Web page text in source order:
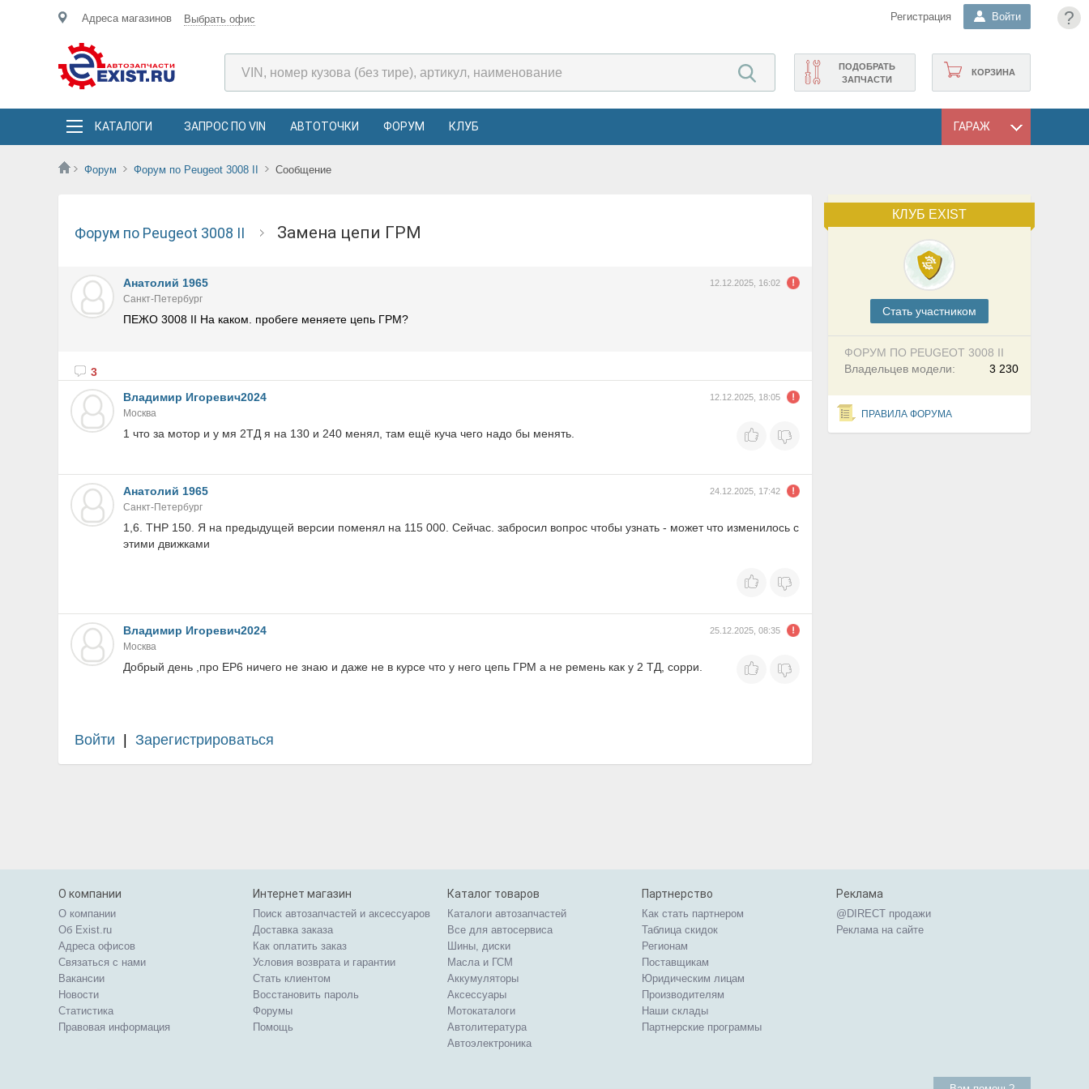
?
Адреса магазинов Выбрать офис Регистрация Войти
КОРЗИНА
ПОДОБРАТЬ
ЗАПЧАСТИ
КАТАЛОГИ ЗАПРОС ПО VIN АВТОТОЧКИ ФОРУМ КЛУБ ГАРАЖ
Форум Форум по Peugeot 3008 II Сообщение
КЛУБ EXIST
Cтать участником
ФОРУМ ПО PEUGEOT 3008 II
3 230
Владельцев модели:
ПРАВИЛА ФОРУМА
Форум по Peugeot 3008 II Замена цепи ГРМ
Анатолий 1965 12.12.2025, 16:02
Санкт-Петербург
ПЕЖО 3008 II На каком. пробеге меняете цепь ГРМ?
3
Владимир Игоревич2024
12.12.2025, 18:05
Москва
1 что за мотор и у мя 2ТД я на 130 и 240 менял, там ещё куча чего надо бы менять.
Анатолий 1965 24.12.2025, 17:42
Санкт-Петербург
1,6. ТНР 150. Я на предыдущей версии поменял на 115 000. Сейчас. забросил вопрос чтобы узнать - может что изменилось с
этими движками
Владимир Игоревич2024 25.12.2025, 08:35
Москва
Добрый день ,про EP6 ничего не знаю и даже не в курсе что у него цепь ГРМ а не ремень как у 2 ТД, сорри.
Войти Зарегистрироваться
О компании
О компании
Об Exist.ru
Адреса офисов
Связаться с нами
Вакансии
Новости
Статистика
Правовая информация
Интернет магазин
Поиск автозапчастей и аксессуаров
Доставка заказа
Как оплатить заказ
Условия возврата и гарантии
Стать клиентом
Восстановить пароль
Форумы
Помощь
Каталог товаров
Каталоги автозапчастей
Все для автосервиса
Шины, диски
Масла и ГСМ
Аккумуляторы
Аксессуары
Мотокаталоги
Автолитература
Автоэлектроника
Партнерство
Как стать партнером
Таблица скидок
Регионам
Поставщикам
Юридическим лицам
Производителям
Наши склады
Партнерские программы
Реклама
@DIRECT продажи
Реклама на сайте